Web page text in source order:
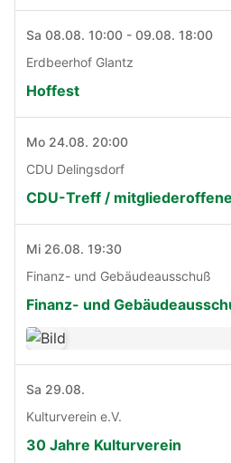
Sa 08.08. 10:00 - 09.08. 18:00
Erdbeerhof Glantz
Hoffest
Mo 24.08. 20:00
CDU Delingsdorf
CDU-Treff /
Mi 26.08. 19:30
Finanz- und Gebäudeausschuß
Finanz- und
Sa 29.08.
Kulturverein e.V.
30 Jahre Kulturverein